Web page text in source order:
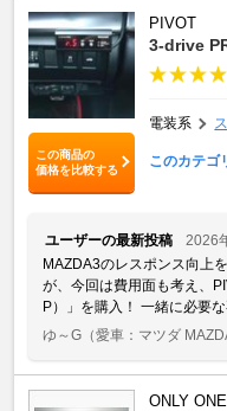
この商品の
価格を比較する
PIVOT
3-drive
電装系
このカテゴ
ユーザーの最新投稿
2026
MAZDA3のレスポンス向上
が、今回は費用面も考え、
P）」を購入！ 一緒に必要
ゆ～G （愛車：マツダ
ONLY ONE